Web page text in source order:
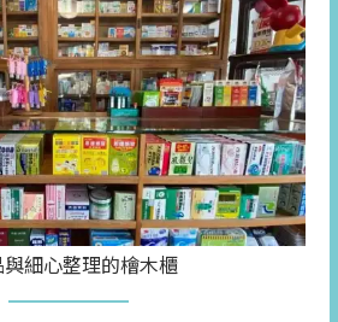
細心整理的檜木櫃